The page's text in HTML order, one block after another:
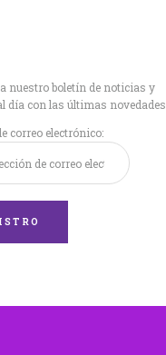
nuestro boletín de noticias y
día con las últimas novedades.
correo electrónico: